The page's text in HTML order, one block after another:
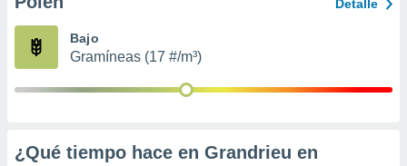
Detalle
Bajo
Gramíneas (17 #/m³)
¿Qué tiempo hace en Grandrieu en